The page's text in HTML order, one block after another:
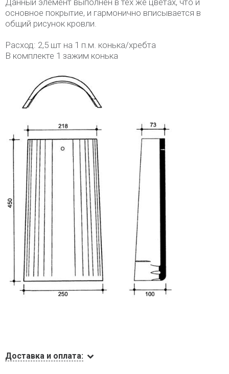
Данный элемент выполнен в тех же цветах, что и
основное покрытие, и гармонично вписывается в
общий рисунок кровли.
Расход: 2,5 шт на 1 п.м. конька/хребта
В комплекте 1 зажим конька
Доставка и оплата: